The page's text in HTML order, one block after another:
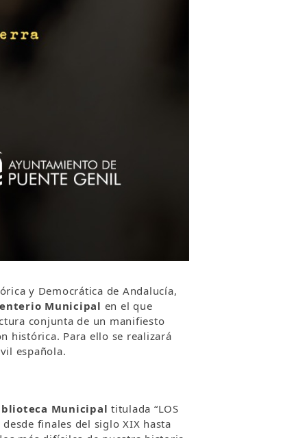
y Democrática de Andalucía,
Municipal en el que
conjunta de un manifiesto
histórica. Para ello se realizará
española.
Municipal titulada “LOS
finales del siglo XIX hasta